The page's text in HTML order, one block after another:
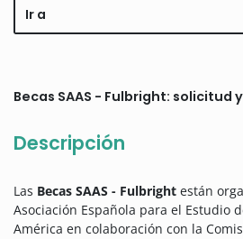
Ir a
Becas SAAS - Fulbright: solicitud
Descripción
Las Becas SAAS - Fulbright están
Asociación Española para el Estudio
América en colaboración con la